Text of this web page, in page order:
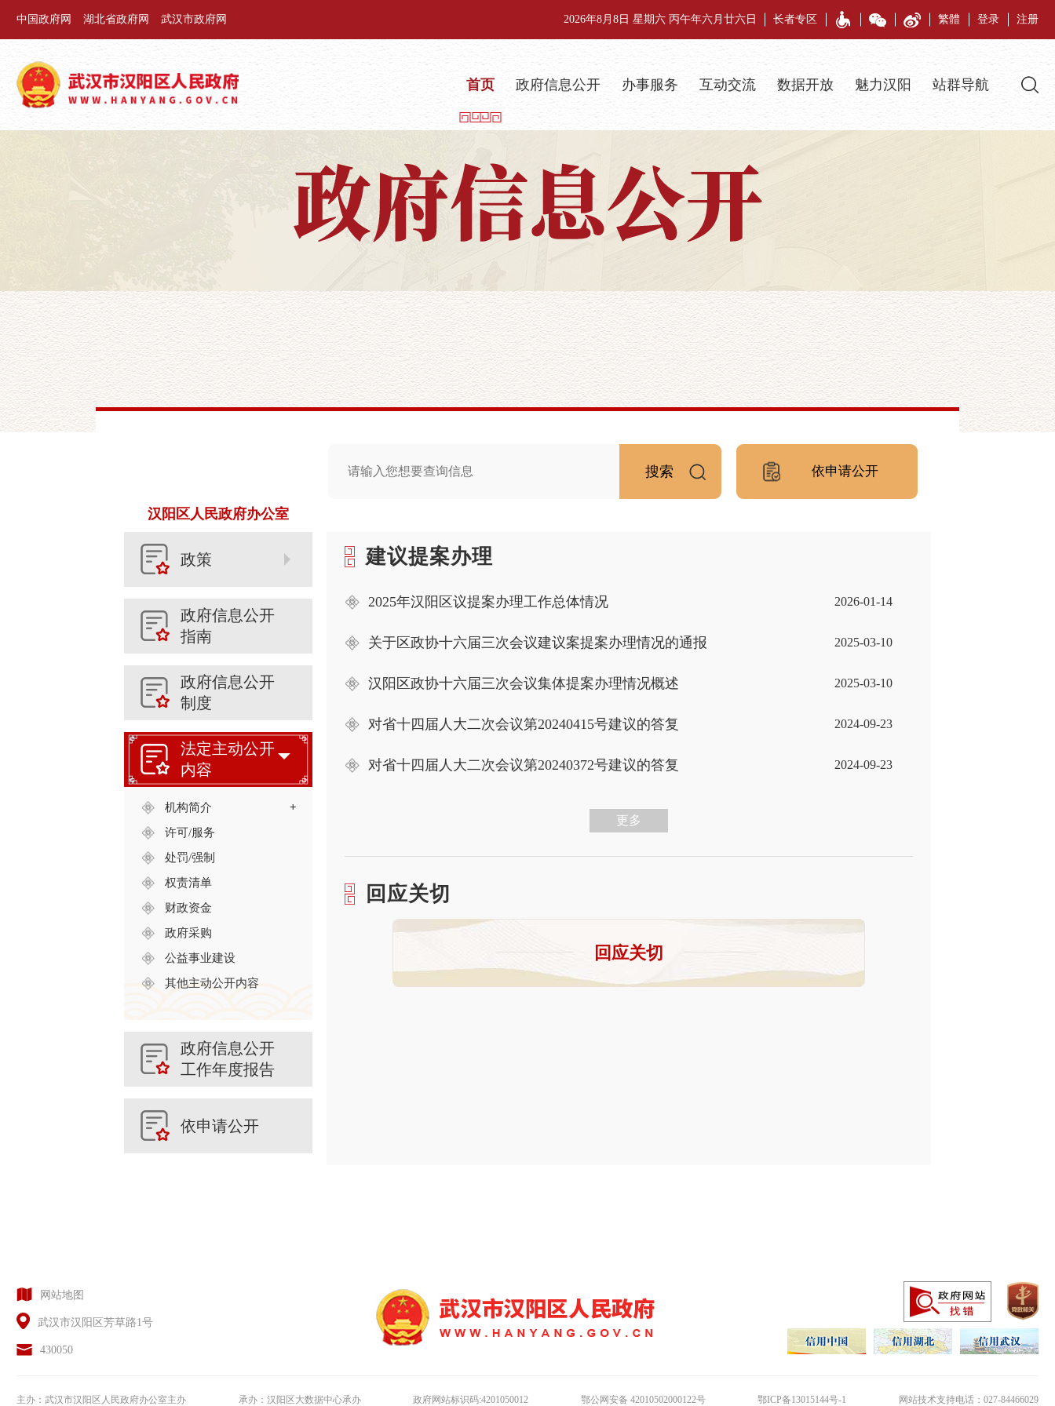
中国政府网 湖北省政府网 武汉市政府网 2026年8月8日 星期六 丙午年六月廿六日 长者专区 繁體 登录 注册
首页 政府信息公开 办事服务 互动交流 数据开放 魅力汉阳 站群导航
搜索 依申请公开
汉阳区人民政府办公室
政策
政府信息公开
指南
政府信息公开
制度
法定主动公开
内容
机构简介
+
许可/服务
处罚/强制
权责清单
财政资金
政府采购
公益事业建设
其他主动公开内容
政府信息公开
工作年度报告
依申请公开
建议提案办理
2025年汉阳区议提案办理工作总体情况 2026-01-14
关于区政协十六届三次会议建议案提案办理情况的通报 2025-03-10
汉阳区政协十六届三次会议集体提案办理情况概述 2025-03-10
对省十四届人大二次会议第20240415号建议的答复 2024-09-23
对省十四届人大二次会议第20240372号建议的答复 2024-09-23
更多
回应关切
回应关切
网站地图
武汉市汉阳区芳草路1号
430050
主办：武汉市汉阳区人民政府办公室主办 承办：汉阳区大数据中心承办 政府网站标识码:4201050012 鄂公网安备 42010502000122号 鄂ICP备13015144号-1 网站技术支持电话：027-84466029